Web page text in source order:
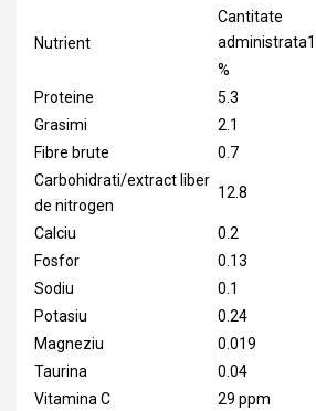
Nutrient
Cantitate
administrata1
%
Proteine
5.3
Grasimi
2.1
Fibre brute
0.7
Carbohidrati/extract liber
de nitrogen
12.8
Calciu 0.2
Fosfor
0.13
Sodiu
0.1
Potasiu
0.24
Magneziu
0.019
Taurina
0.04
Vitamina C
29 ppm